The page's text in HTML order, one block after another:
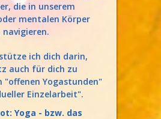
die in unserem
mentalen Körper
ich dich darin,
auch für dich zu
"offenen Yogastunden"
Einzelarbeit".
Yoga - bzw. das